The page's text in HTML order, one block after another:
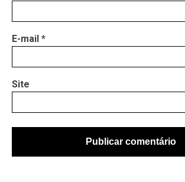
E-mail *
Site